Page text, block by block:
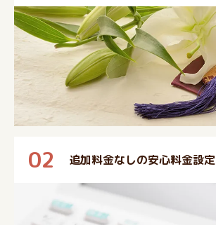
02 追加料金なしの安心料金設定